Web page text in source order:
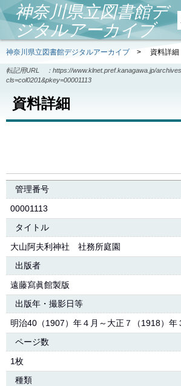
神奈川県立図書館デ
ジタルアーカイブ
神奈川県立図書館デジタルアーカイブ> 資料詳細
転記用URL ： https://www.klnet.pref.kanagawa.jp/
cls=col0201&pkey=00001113
資料詳細
管理番号
00001113
タイトル
大山阿夫利神社 社務所庭園
出版者
遠藤寫眞館製版
出版年・撮影日等
明治40（1907）年４月～大正７（1918）年
ページ数
1枚
種類